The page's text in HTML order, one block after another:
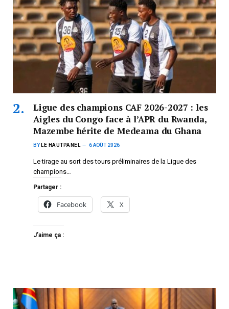
Ligue des champions CAF 2026-2027 : les
Aigles du Congo face à l’APR du Rwanda,
Mazembe hérite de Medeama du Ghana
BY LE HAUTPANEL 6 AOÛT 2026
Le tirage au sort des tours préliminaires de la Ligue des
champions…
Partager :
Facebook X
J’aime ça :